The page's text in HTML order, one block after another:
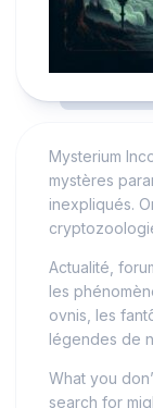
Mysterium
mystères
inexpliqués.
Actualité,
les
ovnis, les
légendes de
What you
search for